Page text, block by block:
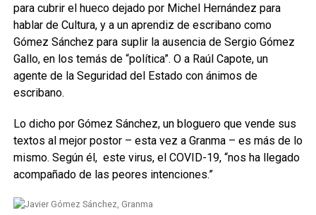
para cubrir el hueco dejado por Michel Hernández para
hablar de Cultura, y a un aprendiz de escribano como
Gómez Sánchez para suplir la ausencia de Sergio Gómez
Gallo, en los temás de “política”. O a Raúl Capote, un
agente de la Seguridad del Estado con ánimos de
escribano.
Lo dicho por Gómez Sánchez, un bloguero que vende sus
textos al mejor postor – esta vez a Granma – es más de lo
mismo. Según él, este virus, el COVID-19, “nos ha llegado
acompañado de las peores intenciones.”